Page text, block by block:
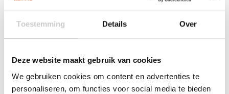
Toestemming Details Over
Deze website maakt gebruik van cookies
We gebruiken cookies om content en advertenties te
personaliseren, om functies voor social media te bieden